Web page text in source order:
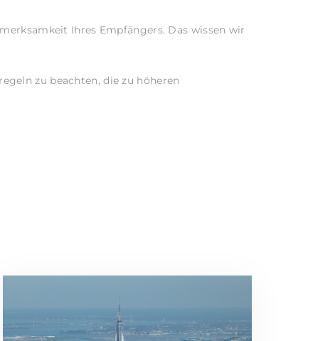
Ihres Empfängers. Das wissen wir
zu beachten, die zu höheren